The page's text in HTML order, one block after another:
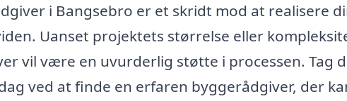
i Bangsebro er et skridt mod at realisere
Uanset projektets størrelse eller
vil være en uvurderlig støtte i processen. Tag
ved at finde en erfaren byggerådgiver, der